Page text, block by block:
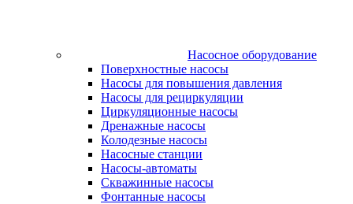
Насосное оборудование
Поверхностные насосы
Насосы для повышения давления
Насосы для рециркуляции
Циркуляционные насосы
Дренажные насосы
Колодезные насосы
Насосные станции
Насосы-автоматы
Скважинные насосы
Фонтанные насосы